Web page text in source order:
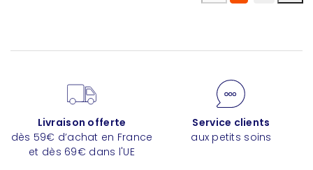
Livraison offerte
dès 59€ d’achat en France
et dès 69€ dans l'UE
Service clients
aux petits soins